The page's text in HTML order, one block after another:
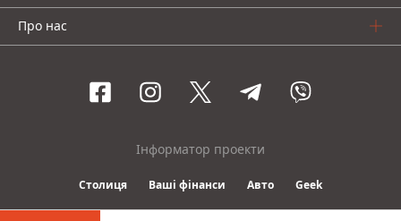
Про нас
Інформатор проекти
Столиця Ваші фінанси Авто Geek